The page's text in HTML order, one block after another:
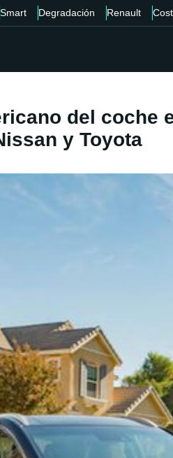
Smart Degradación Renault
del coche
y Toyota